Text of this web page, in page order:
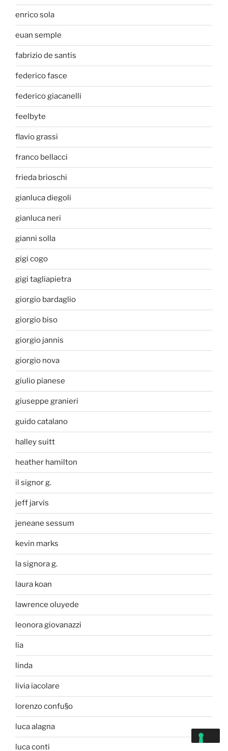
enrico sola
euan semple
fabrizio de santis
federico fasce
federico giacanelli
feelbyte
flavio grassi
franco bellacci
frieda brioschi
gianluca diegoli
gianluca neri
gianni solla
gigi cogo
gigi tagliapietra
giorgio bardaglio
giorgio biso
giorgio jannis
giorgio nova
giulio pianese
giuseppe granieri
guido catalano
halley suitt
heather hamilton
il signor g.
jeff jarvis
jeneane sessum
kevin marks
la signora g.
laura koan
lawrence oluyede
leonora giovanazzi
lia
linda
livia iacolare
lorenzo confu§o
luca alagna
luca conti